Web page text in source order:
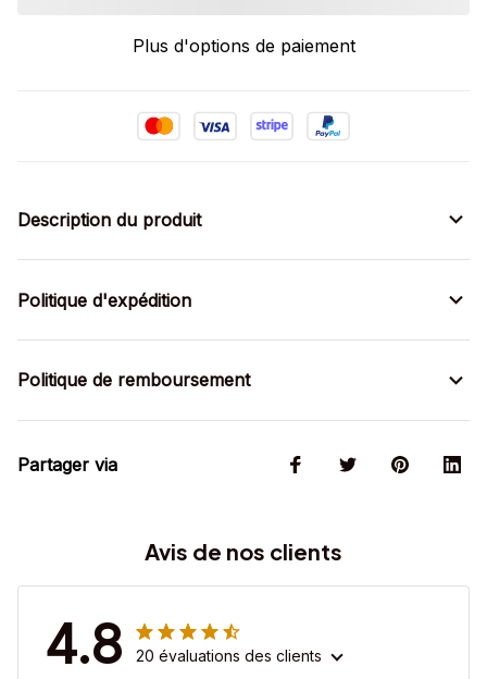
Plus d'options de paiement
Description du produit
Politique d'expédition
Politique de remboursement
Partager via
Avis de nos clients
4.8 20 évaluations des clients